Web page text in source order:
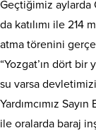
Geçtiğimiz aylarda
da katılımı ile 214
atma törenini
“Yozgat’ın dört
su varsa
Yardımcımız
ile oralarda baraj